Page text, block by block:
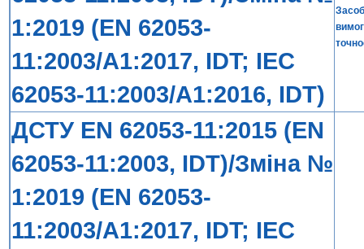
1:2019 (EN 62053-
11:2003/A1:2017, IDT; IEC
62053-11:2003/A1:2016, IDT)
ДСТУ EN 62053-11:2015 (EN
62053-11:2003, IDT)/Зміна №
1:2019 (EN 62053-
11:2003/A1:2017, IDT; IEC